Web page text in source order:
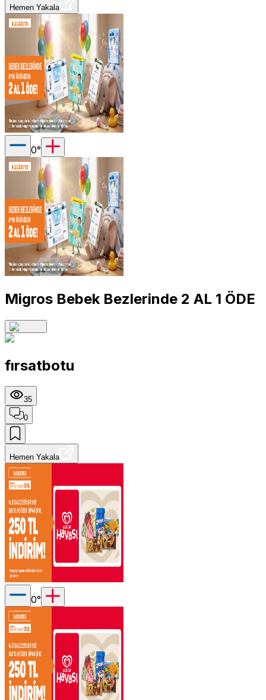
Hemen Yakala
0°
Migros Bebek Bezlerinde 2 AL 1 ÖDE
fırsatbotu
35
0
Hemen Yakala
0°